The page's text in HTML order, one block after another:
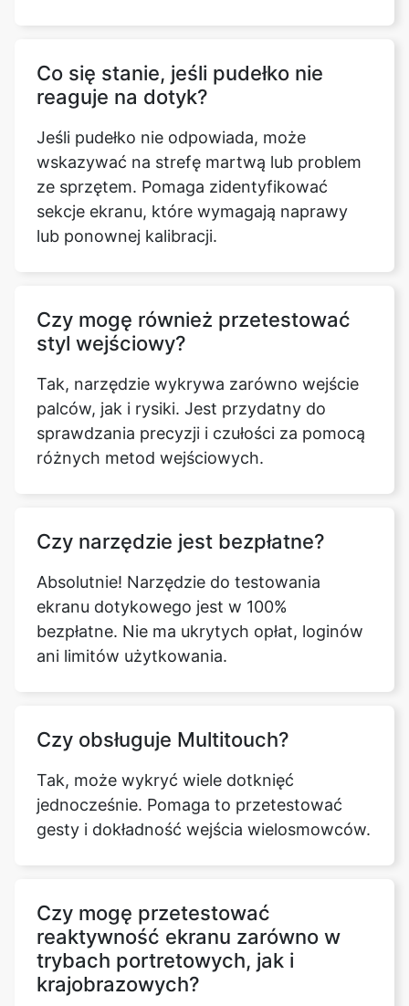
Co się stanie, jeśli pudełko nie
reaguje na dotyk?
Jeśli pudełko nie odpowiada, może
wskazywać na strefę martwą lub problem
ze sprzętem. Pomaga zidentyfikować
sekcje ekranu, które wymagają naprawy
lub ponownej kalibracji.
Czy mogę również przetestować
styl wejściowy?
Tak, narzędzie wykrywa zarówno wejście
palców, jak i rysiki. Jest przydatny do
sprawdzania precyzji i czułości za pomocą
różnych metod wejściowych.
Czy narzędzie jest bezpłatne?
Absolutnie! Narzędzie do testowania
ekranu dotykowego jest w 100%
bezpłatne. Nie ma ukrytych opłat, loginów
ani limitów użytkowania.
Czy obsługuje Multitouch?
Tak, może wykryć wiele dotknięć
jednocześnie. Pomaga to przetestować
gesty i dokładność wejścia wielosmowców.
Czy mogę przetestować
reaktywność ekranu zarówno w
trybach portretowych, jak i
krajobrazowych?